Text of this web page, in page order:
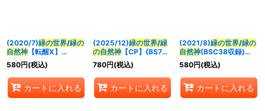
(2020/7)緑の世界/緑の
自然神 【転醒X】
{BS53-TX03a/BS53-
TX03b}《緑》
580円(税込)
カートに入れる
(2025/12)緑の世界/緑
の自然神【CP】{BS73-
TCP03a/BS73-
TCP03b}《緑》
780円(税込)
カートに入れる
(2021/8)緑の世界/緑の
自然神(BSC38収録)
【転醒X】{BS53-
TX03a/BS53-TX03b}
《緑》
580円(税込)
カートに入れる